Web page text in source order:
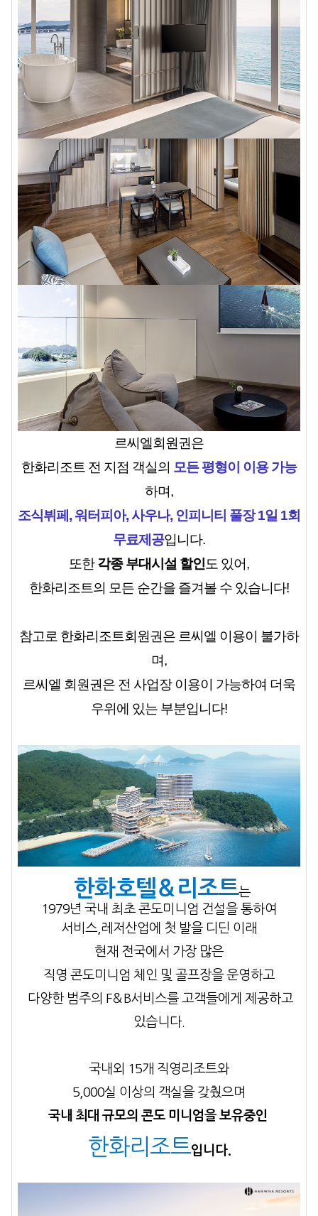
르씨엘회원권은
한화리조트 전 지점 객실의 모든 평형이 이용 가능
하며,
조식뷔페, 워터피아, 사우나, 인피니티 풀장 1일 1회
무료제공입니다.
또한각종 부대시설 할인도 있어,
한화리조트의 모든 순간을 즐겨볼 수 있습니다!
참고로 한화리조트회원권은 르씨엘 이용이 불가하
며,
르씨엘 회원권은 전 사업장 이용이 가능하여 더욱
우위에 있는 부분입니다!
한화호텔＆리조트는
1979년 국내 최초 콘도미니엄 건설을 통하여
서비스,레저산업에
첫 발을 디딘 이래
현재 전국에서 가장 많은
직영 콘도미니엄 체인 및 골프장을 운영하고
다양한 범주의 F＆B서비스를 고객들에게 제공하고
있습니다.
국내외 15개 직영리조트와
5,000실 이상의 객실을 갖췄으며
국내 최대 규모의 콘도 미니엄을 보유중인
한화리조트입니다.